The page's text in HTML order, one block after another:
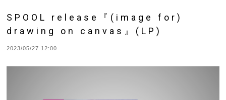
SPOOL release『(image for)
drawing on canvas』(LP)
2023/05/27 12:00